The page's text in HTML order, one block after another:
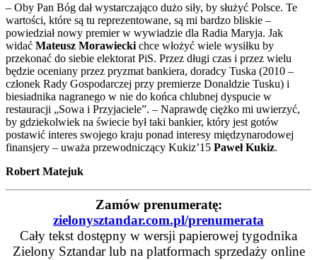
– Oby Pan Bóg dał wystarczająco dużo siły, by służyć Polsce. Te
wartości, które są tu reprezentowane, są mi bardzo bliskie –
powiedział nowy premier w wywiadzie dla Radia Maryja. Jak
widać Mateusz Morawiecki chce włożyć wiele wysiłku by
przekonać do siebie elektorat PiS. Przez długi czas i przez wielu
będzie oceniany przez pryzmat bankiera, doradcy Tuska (2010 –
członek Rady Gospodarczej przy premierze Donaldzie Tusku) i
biesiadnika nagranego w nie do końca chlubnej dyspucie w
restauracji „Sowa i Przyjaciele”. – Naprawdę ciężko mi uwierzyć,
by gdziekolwiek na świecie był taki bankier, który jest gotów
postawić interes swojego kraju ponad interesy międzynarodowej
finansjery – uważa przewodniczący Kukiz’15 Paweł Kukiz.
Robert Matejuk
Zamów prenumeratę:
zielonysztandar.com.pl/prenumerata
Cały tekst dostępny w wersji papierowej tygodnika
Zielony Sztandar lub na platformach sprzedaży online